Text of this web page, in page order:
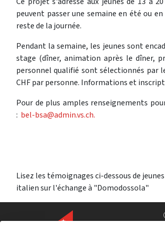
peuvent passer une semaine en été ou
reste de la journée.
Pendant la semaine, les jeunes sont
stage (dîner, animation après le dîner,
personnel qualifié sont sélectionnés par
CHF par personne. Informations et
Pour de plus amples renseignements
: bel-bsa@admin.vs.ch.
Lisez les témoignages ci-dessous de
italien sur l'échange à "Domodossola"